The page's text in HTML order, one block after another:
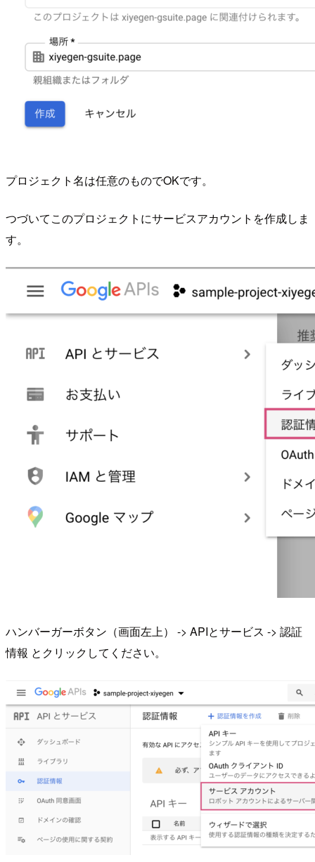
プロジェクト名は任意のものでOKです。
つづいてこのプロジェクトにサービスアカウントを作成しま
す。
ハンバーガーボタン（画面左上） -> APIとサービス -> 認証
情報 とクリックしてください。